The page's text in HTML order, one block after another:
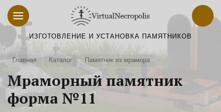
ИЗГОТОВЛЕНИЕ И УСТАНОВКА ПАМЯТНИКОВ
Главная Каталог Памятник из мрамора
Мраморный памятник
форма №11